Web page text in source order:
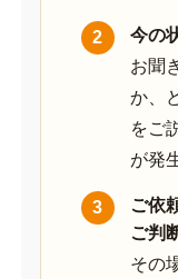
今の
お聞
か、
をご
が発
ご依
ご判
その